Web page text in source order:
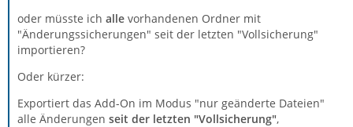
oder müsste ich alle vorhandenen Ordner mit
"Änderungssicherungen" seit der letzten "Vollsicherung"
importieren?
Oder kürzer:
Exportiert das Add-On im Modus "nur geänderte Dateien"
alle Änderungen seit der letzten "Vollsicherung",